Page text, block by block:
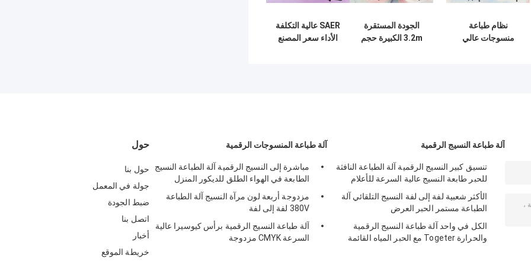
نظام طباعة
منسوجات عالي
الجودة المستقرة
3.2m الكبيرة حجم
SAER عالية التكلفة
الأداء سعر المصنع
حول
حول بنا
جولة في المعمل
ضبط الجودة
اتصل بنا
أخبار
خريطة الموقع
آلة طباعة المنسوجات الرقمية
مباشرة إلى النسيج الرقمية آلة الطباعة النسيج
الطابعة في الهواء الطلق للديكور المنزل
مزدوجة أربعة لون مرآة النسيج آلة الطباعة
380V لفة إلى لفة
آلة طباعة النسيج الرقمية برأس كيوسيرا عالية
السرعة CMYK مزدوجة
آلة طباعة النسيج الرقمية
تنسيق كبير النسيج الرقمية آلة الطباعة النافثة
للحبر طابعة النسيج عالية السرعة للأعلام
الأكثر شعبية لفة إلى لفة النسيج التلقائي آلة
الطباعة مستمر الحبر العرض
الكل في واحد آلة طباعة النسيج الرقمية
والحرارة Togeter مع الحبر المياه القائمة